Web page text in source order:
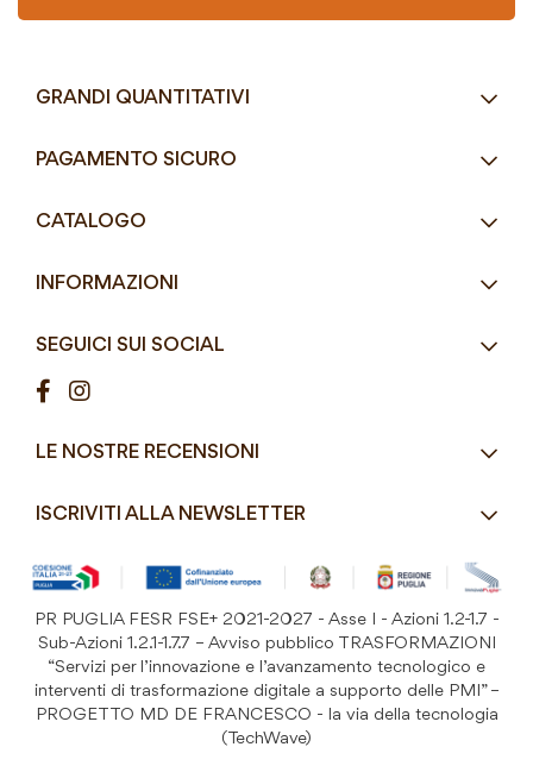
GRANDI QUANTITATIVI
RICHIEDI UN PREVENTIVO
Email info@mddefrancesco.it
8:30 - 12:30 / 15:00 - 19:00
PAGAMENTO SICURO
CATALOGO
Street Food e Take
Pizzerie e Panifici
Ristorazione
Detergenza e Attrezzatura
Festività
Prodotti Riutilizzabili
INFORMAZIONI
Condizioni di vendita
Costi di Spedizione
SEGUICI SUI SOCIAL
LE NOSTRE RECENSIONI
ISCRIVITI ALLA NEWSLETTER
alla
Newsletter:
ISCRIVITI
PR PUGLIA FESR FSE+ 2021-2027 - Asse I - Azioni 1.2-1.7 -
Sub-Azioni 1.2.1-1.7.7 – Avviso pubblico TRASFORMAZIONI
“Servizi per l’innovazione e l’avanzamento tecnologico e
interventi di trasformazione digitale a supporto delle PMI” –
PROGETTO MD DE FRANCESCO - la via della tecnologia
(TechWave)